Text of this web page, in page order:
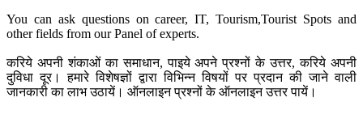
You can ask questions on career, IT, Tourism,Tourist Spots and
other fields from our Panel of experts.
करिये अपनी शंकाओं का समाधान, पाइये अपने प्रश्नों के उत्तर, करिये अपनी
दुविधा दूर। हमारे विशेषज्ञों द्वारा विभिन्न विषयों पर प्रदान की जाने वाली
जानकारी का लाभ उठायें। ऑनलाइन प्रश्नों के ऑनलाइन उत्तर पायें।